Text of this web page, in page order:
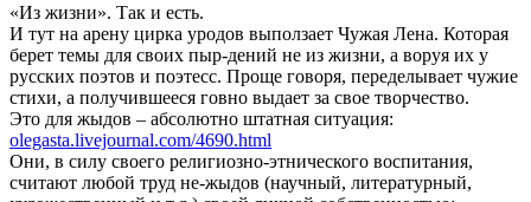
«Из жизни». Так и есть.
И тут на арену цирка уродов выползает Чужая Лена. Которая
берет темы для своих пыр-дений не из жизни, а воруя их у
русских поэтов и поэтесс. Проще говоря, переделывает чужие
стихи, а получившееся говно выдает за свое творчество.
Это для жыдов – абсолютно штатная ситуация:
olegasta.livejournal.com/4690.html
Они, в силу своего религиозно-этнического воспитания,
считают любой труд не-жыдов (научный, литературный,